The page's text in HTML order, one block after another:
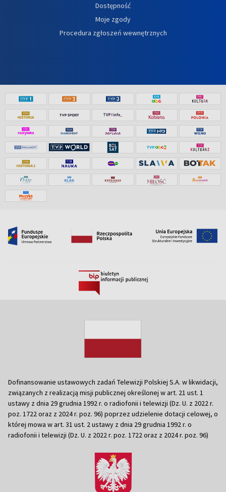
Dostępność
Moje zgody
Procedura zgłoszeń wewnętrznych
Dofinansowanie ustawowych zadań Telewizji Polskiej S.A. w likwidacji,
związanych z realizacją misji publicznej określonej w art. 21 ust. 1
ustawy z dnia 29 grudnia 1992 r. o radiofonii i telewizji (Dz. U. z 2022 r.
poz. 1722 oraz z 2024 r. poz. 96) poprzez udzielenie dotacji celowej, o
której mowa w art. 31 ust. 2 ustawy z dnia 29 grudnia 1992 r. o
radiofonii i telewizji (Dz. U. z 2022 r. poz. 1722 oraz z 2024 r. poz. 96)